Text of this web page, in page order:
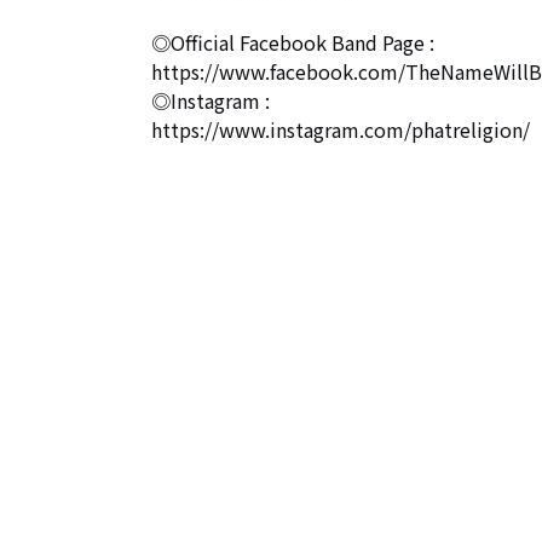
◎Official Facebook Band Page :
https://www.facebook.com/
◎Instagram :
https://www.instagram.com/phatreligion/